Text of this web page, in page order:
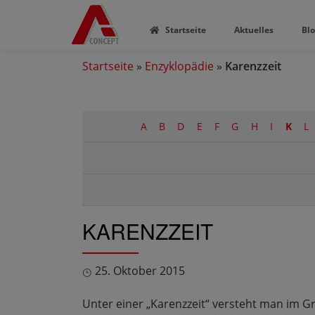
Startseite Aktuelles
Startseite » Enzyklopädie » Karenzzeit
A B D E F G H I K L
KARENZZEIT
25. Oktober 2015
Unter einer „Karenzzeit“ versteht man im